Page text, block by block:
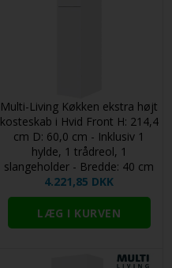
Multi-Living Køkken ekstra højt
kosteskab i Hvid Front H: 214,4
cm D: 60,0 cm - Inklusiv 1
hylde, 1 trådreol, 1
slangeholder - Bredde: 40 cm
4.221,85 DKK